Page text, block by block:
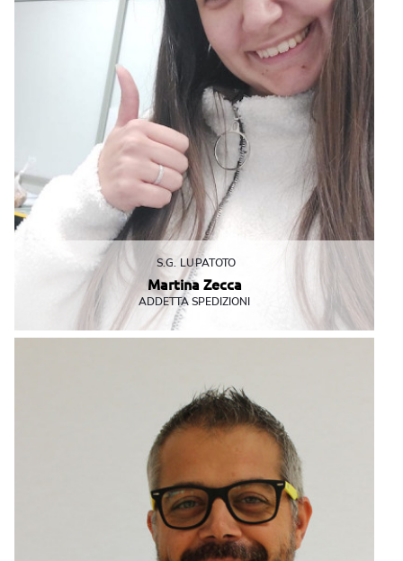
S.G. LUPATOTO
Martina Zecca
ADDETTA SPEDIZIONI
La junior della compagnia